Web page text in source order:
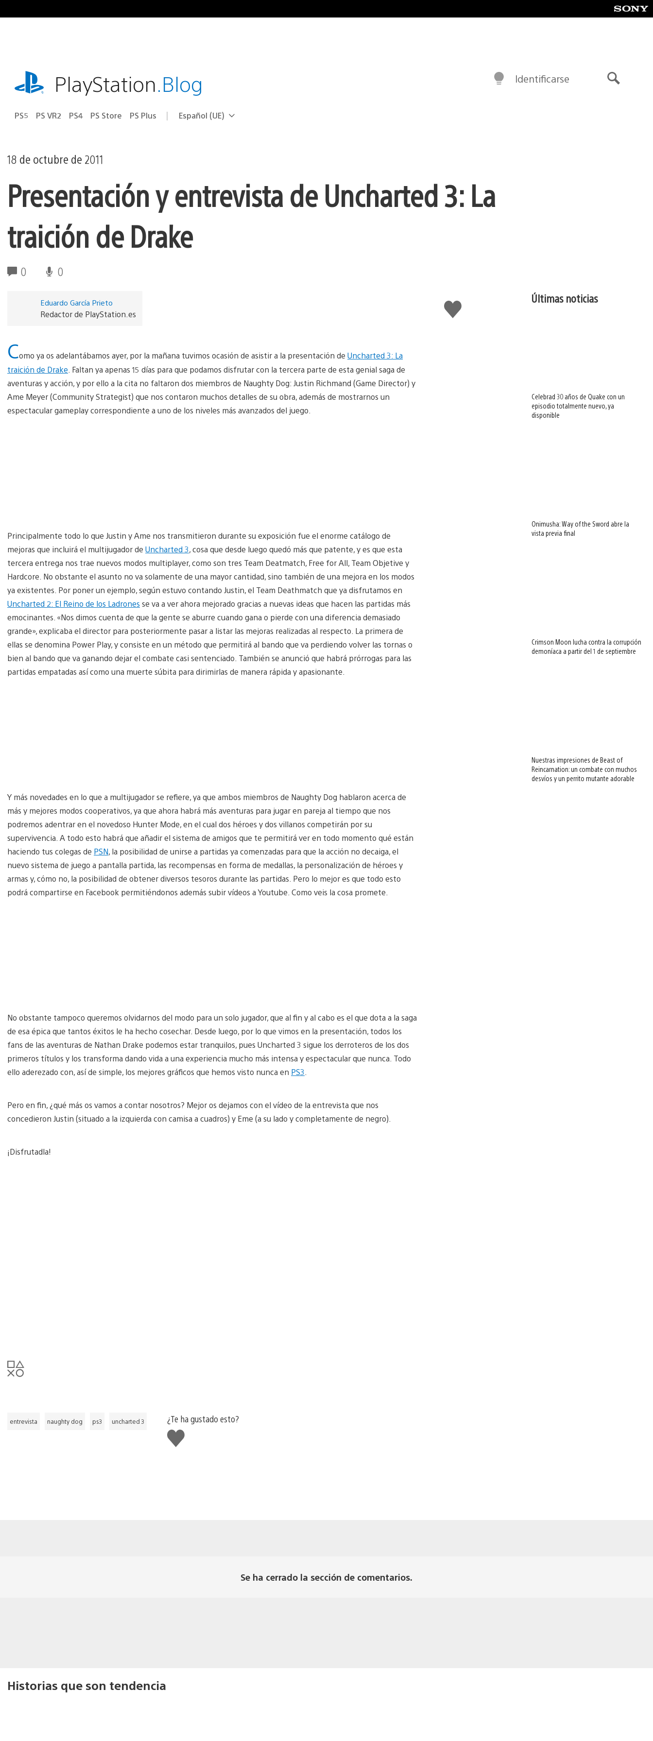
al
playstation.comPlayStation.Blog
PS5 PS VR2 PS4 PS Store PS Plus Selecciona
Región
Español (UE)
Identificarse
18 de octubre de 2011
Presentación y entrevista de Uncharted 3: La
traición de Drake
0 0
Me
gusta
Eduardo García Prieto
Redactor de PlayStation.es
Como ya os adelantábamos ayer, por la mañana tuvimos ocasión de asistir a la presentación de Uncharted 3: La
traición de Drake . Faltan ya apenas 15 días para que podamos disfrutar con la tercera parte de esta genial saga de
aventuras y acción, y por ello a la cita no faltaron dos miembros de Naughty Dog: Justin Richmand (Game Director) y
Ame Meyer (Community Strategist) que nos contaron muchos detalles de su obra, además de mostrarnos un
espectacular gameplay correspondiente a uno de los niveles más avanzados del juego.
Principalmente todo lo que Justin y Ame nos transmitieron durante su exposición fue el enorme catálogo de
mejoras que incluirá el multijugador de Uncharted 3, cosa que desde luego quedó más que patente, y es que esta
tercera entrega nos trae nuevos modos multiplayer, como son tres Team Deatmatch, Free for All, Team Objetive y
Hardcore. No obstante el asunto no va solamente de una mayor cantidad, sino también de una mejora en los modos
ya existentes. Por poner un ejemplo, según estuvo contando Justin, el Team Deathmatch que ya disfrutamos en
Uncharted 2: El Reino de los Ladrones se va a ver ahora mejorado gracias a nuevas ideas que hacen las partidas más
emocinantes. «Nos dimos cuenta de que la gente se aburre cuando gana o pierde con una diferencia demasiado
grande», explicaba el director para posteriormente pasar a listar las mejoras realizadas al respecto. La primera de
ellas se denomina Power Play, y consiste en un método que permitirá al bando que va perdiendo volver las tornas o
bien al bando que va ganando dejar el combate casi sentenciado. También se anunció que habrá prórrogas para las
partidas empatadas así como una muerte súbita para dirimirlas de manera rápida y apasionante.
Y más novedades en lo que a multijugador se refiere, ya que ambos miembros de Naughty Dog hablaron acerca de
más y mejores modos cooperativos, ya que ahora habrá más aventuras para jugar en pareja al tiempo que nos
podremos adentrar en el novedoso Hunter Mode, en el cual dos héroes y dos villanos competirán por su
supervivencia. A todo esto habrá que añadir el sistema de amigos que te permitirá ver en todo momento qué están
haciendo tus colegas de PSN, la posibilidad de unirse a partidas ya comenzadas para que la acción no decaiga, el
nuevo sistema de juego a pantalla partida, las recompensas en forma de medallas, la personalización de héroes y
armas y, cómo no, la posibilidad de obtener diversos tesoros durante las partidas. Pero lo mejor es que todo esto
podrá compartirse en Facebook permitiéndonos además subir vídeos a Youtube. Como veis la cosa promete.
No obstante tampoco queremos olvidarnos del modo para un solo jugador, que al fin y al cabo es el que dota a la saga
de esa épica que tantos éxitos le ha hecho cosechar. Desde luego, por lo que vimos en la presentación, todos los
fans de las aventuras de Nathan Drake podemos estar tranquilos, pues Uncharted 3 sigue los derroteros de los dos
primeros títulos y los transforma dando vida a una experiencia mucho más intensa y espectacular que nunca. Todo
ello aderezado con, así de simple, los mejores gráficos que hemos visto nunca en PS3
Pero en fin, ¿qué más os vamos a contar nosotros? Mejor os dejamos con el vídeo de la entrevista que nos
concedieron Justin (situado a la izquierda con camisa a cuadros) y Eme (a su lado y completamente de negro).
¡Disfrutadla!
entrevista naughty dog ps3 uncharted 3
¿Te ha gustado esto?
Me
gusta
Últimas noticias
Celebrad 30 años de Quake con un
episodio totalmente nuevo, ya
disponible
Onimusha: Way of the Sword abre la
vista previa final
Crimson Moon lucha contra la corrupción
demoníaca a partir del 1 de septiembre
Nuestras impresiones de Beast of
Reincarnation: un combate con muchos
desvíos y un perrito mutante adorable
Se ha cerrado la sección de comentarios.
Historias que son tendencia